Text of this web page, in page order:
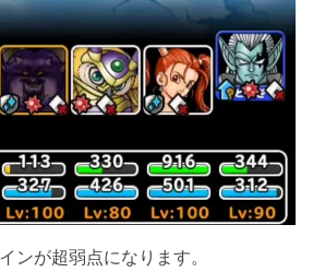
ンが超弱点になります。